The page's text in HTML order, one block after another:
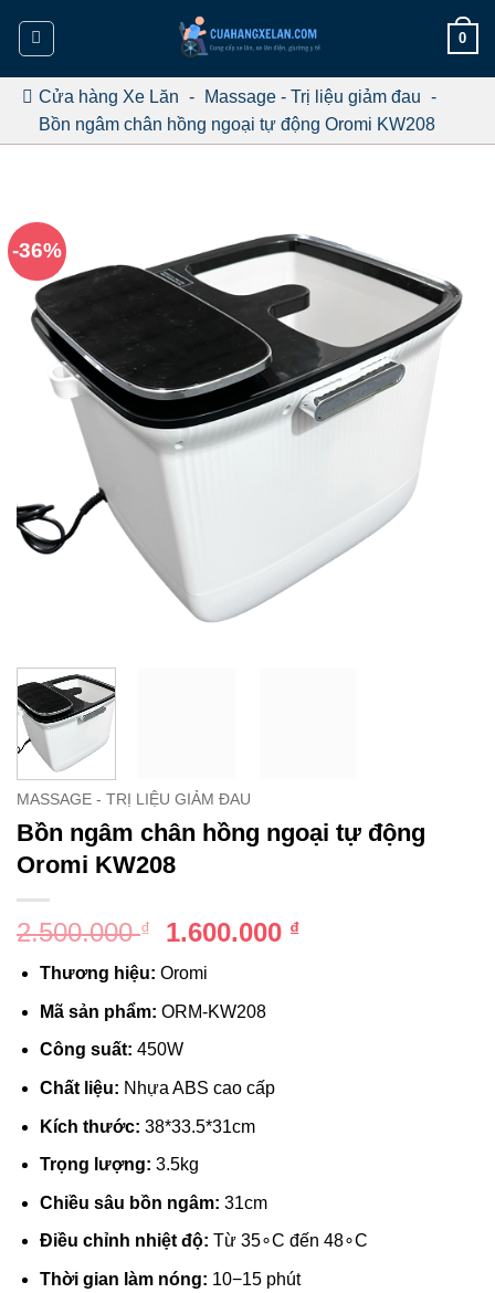
dung
0
Cửa hàng Xe Lăn - Massage - Trị liệu giảm đau -
Bồn ngâm chân hồng ngoại tự động Oromi KW208
-36%
MASSAGE - TRỊ LIỆU GIẢM ĐAU
Bồn ngâm chân hồng ngoại tự động
Oromi KW208
2.500.000₫
Giá
là:
2.500.000 ₫.
1.600.000 ₫Giá
Thương hiệu: Oromi
Mã sản phẩm: ORM-KW208
Công suất: 450W
Chất liệu: Nhựa ABS cao cấp
Kích thước: 38*33.5*31cm
Trọng lượng: 3.5kg
Chiều sâu bồn ngâm: 31cm
Điều chỉnh nhiệt độ: Từ 35∘C đến 48∘C
Thời gian làm nóng: 10−15phút